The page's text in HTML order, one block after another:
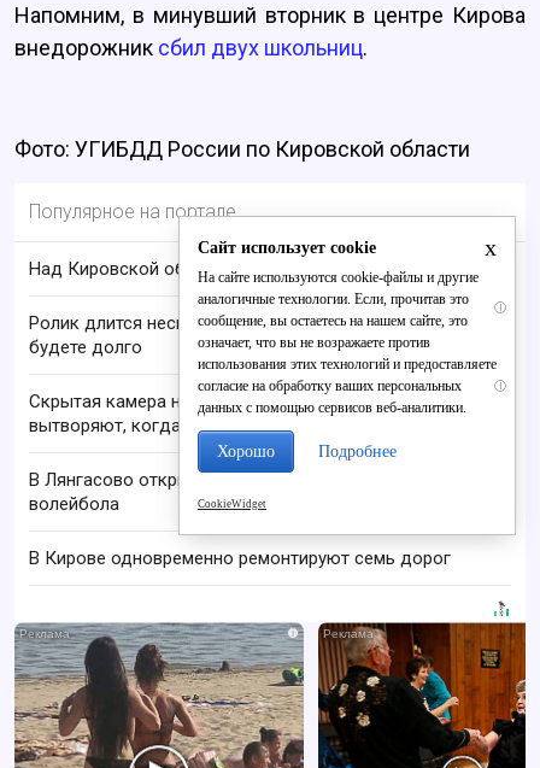
Напомним, в минувший вторник в центре Кирова
внедорожник сбил двух школьниц.
Фото: УГИБДД России по Кировской области
Популярное на портале
Над Кировской областью сбили БПЛА
i
Ролик длится несколько секунд, а смеяться вы
будете долго
i
Скрытая камера на пляже Крыма: Что люди
вытворяют, когда их не видят...
В Лянгасово открыли площадку для пляжного
волейбола
В Кирове одновременно ремонтируют семь дорог
i
x
Сайт использует cookie
На сайте используются cookie-файлы и другие
аналогичные технологии. Если, прочитав это
сообщение, вы остаетесь на нашем сайте, это
означает, что вы не возражаете против
использования этих технологий и предоставляете
согласие на обработку ваших персональных
данных с помощью сервисов веб-аналитики.
Хорошо Подробнее
CookieWidget